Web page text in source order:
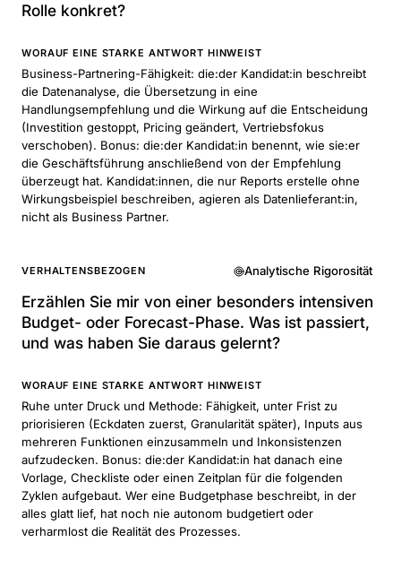
Rolle konkret?
WORAUF EINE STARKE ANTWORT HINWEIST
Business-Partnering-Fähigkeit: die:der Kandidat:in beschreibt
die Datenanalyse, die Übersetzung in eine
Handlungsempfehlung und die Wirkung auf die Entscheidung
(Investition gestoppt, Pricing geändert, Vertriebsfokus
verschoben). Bonus: die:der Kandidat:in benennt, wie sie:er
die Geschäftsführung anschließend von der Empfehlung
überzeugt hat. Kandidat:innen, die nur Reports erstelle ohne
Wirkungsbeispiel beschreiben, agieren als Datenlieferant:in,
nicht als Business Partner.
VERHALTENSBEZOGEN Analytische Rigorosität
Erzählen Sie mir von einer besonders intensiven
Budget- oder Forecast-Phase. Was ist passiert,
und was haben Sie daraus gelernt?
WORAUF EINE STARKE ANTWORT HINWEIST
Ruhe unter Druck und Methode: Fähigkeit, unter Frist zu
priorisieren (Eckdaten zuerst, Granularität später), Inputs aus
mehreren Funktionen einzusammeln und Inkonsistenzen
aufzudecken. Bonus: die:der Kandidat:in hat danach eine
Vorlage, Checkliste oder einen Zeitplan für die folgenden
Zyklen aufgebaut. Wer eine Budgetphase beschreibt, in der
alles glatt lief, hat noch nie autonom budgetiert oder
verharmlost die Realität des Prozesses.